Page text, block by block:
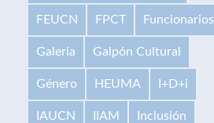
FEUCN FPCT Funcionarios
Galería Galpón Cultural
Género HEUMA I+D+i
IAUCN IIAM Inclusión